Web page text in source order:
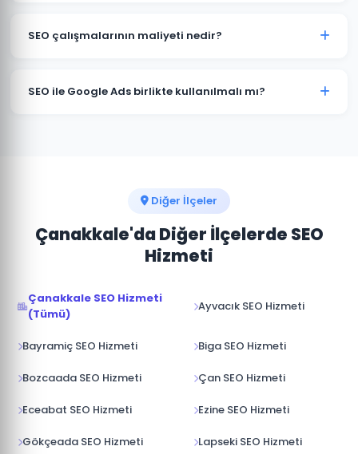
çıkıyorsunuz.
sıralara çıkmak mümkündür. Önce uzun kuyruklu
çalışırız.
SEO çalışmalarının maliyeti nedir?
2.500 TL'den başlamaktadır. Rekabet durumu ve
SEO ile Google Ads birlikte kullanılmalı mı?
Diğer İlçeler
Çanakkale'da Diğer İlçelerde SEO
Hizmeti
Çanakkale SEO Hizmeti
(Tümü)
Ayvacık SEO Hizmeti
Bayramiç SEO Hizmeti Biga SEO Hizmeti
Bozcaada SEO Hizmeti Çan SEO Hizmeti
Eceabat SEO Hizmeti Ezine SEO Hizmeti
Gökçeada SEO Hizmeti Lapseki SEO Hizmeti